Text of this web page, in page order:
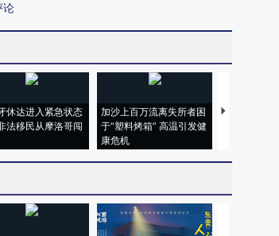
论
休达进入紧急状态
法移民从摩洛哥闯
加沙上百万流离失所者困
于“塑料烤箱” 高温引发健
康危机
马航飞行员